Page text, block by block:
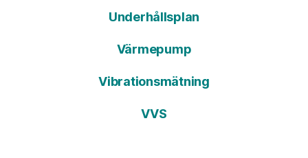
Underhållsplan
Värmepump
Vibrationsmätning
VVS